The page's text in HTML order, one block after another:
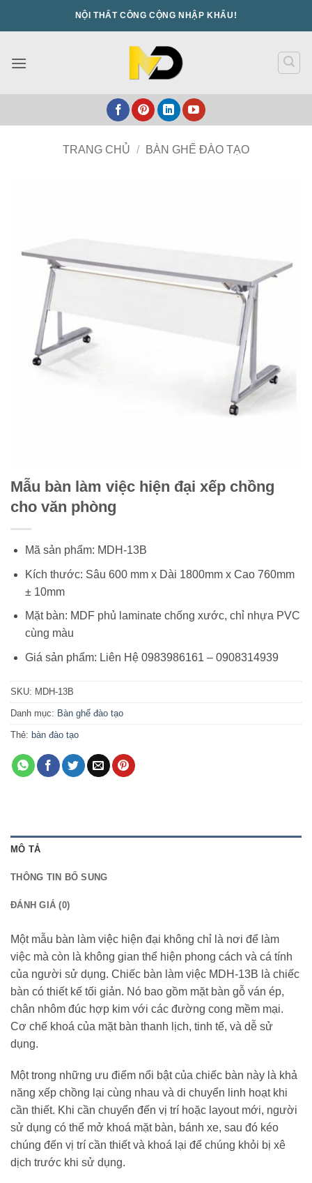
dung
NỘI THẤT CÔNG CỘNG NHẬP KHẨU!
TRANG CHỦ / BÀN GHẾ ĐÀO TẠO
Mẫu bàn làm việc hiện đại xếp chồng
cho văn phòng
Mã sản phẩm: MDH-13B
Kích thước: Sâu 600 mm x Dài 1800mm x Cao 760mm
± 10mm
Mặt bàn: MDF phủ laminate chống xước, chỉ nhựa PVC
cùng màu
Giá sản phẩm: Liên Hệ 0983986161 – 0908314939
SKU: MDH-13B
Danh mục: Bàn ghế đào tạo
Thẻ: bàn đào tạo
MÔ TẢ
THÔNG TIN BỔ SUNG
ĐÁNH GIÁ (0)
Một mẫu bàn làm việc hiện đại không chỉ là nơi để làm
việc mà còn là không gian thể hiện phong cách và cá tính
của người sử dụng. Chiếc bàn làm việc MDH-13B là chiếc
bàn có thiết kế tối giản. Nó bao gồm mặt bàn gỗ ván ép,
chân nhôm đúc hợp kim với các đường cong mềm mại.
Cơ chế khoá của mặt bàn thanh lịch, tinh tế, và dễ sử
dụng.
Một trong những ưu điểm nổi bật của chiếc bàn này là khả
năng xếp chồng lại cùng nhau và di chuyển linh hoạt khi
cần thiết. Khi cần chuyển đến vị trí hoặc layout mới, người
sử dụng có thể mở khoá mặt bàn, bánh xe, sau đó kéo
chúng đến vị trí cần thiết và khoá lại để chúng khỏi bị xê
dịch trước khi sử dụng.